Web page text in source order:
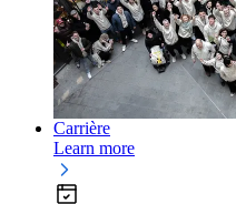
Carrière
Learn more